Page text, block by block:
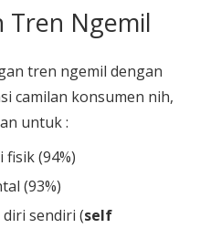
Tren Ngemil
tren ngemil dengan
camilan konsumen nih,
untuk :
(94%)
(93%)
sendiri (self